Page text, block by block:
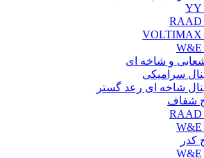
و شاخه ای
سرامیکی
شاخه ای رعد گستر
شفاف
کدر